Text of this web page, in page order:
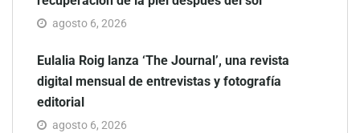
agosto 6, 2026
Eulalia Roig lanza ‘The Journal’, una revista
digital mensual de entrevistas y fotografía
editorial
agosto 6, 2026